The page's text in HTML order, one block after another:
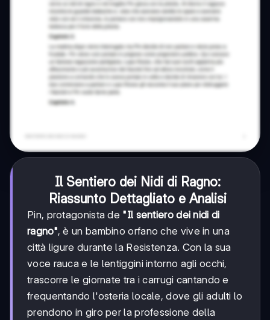
Il Sentiero dei Nidi di Ragno:
Riassunto Dettagliato e Analisi
Pin, protagonista de "Il sentiero dei nidi di
ragno", è un bambino orfano che vive in una
città ligure durante la Resistenza. Con la sua
voce rauca e le lentiggini intorno agli occhi,
trascorre le giornate tra i carrugi cantando e
frequentando l'osteria locale, dove gli adulti lo
prendono in giro per la professione della